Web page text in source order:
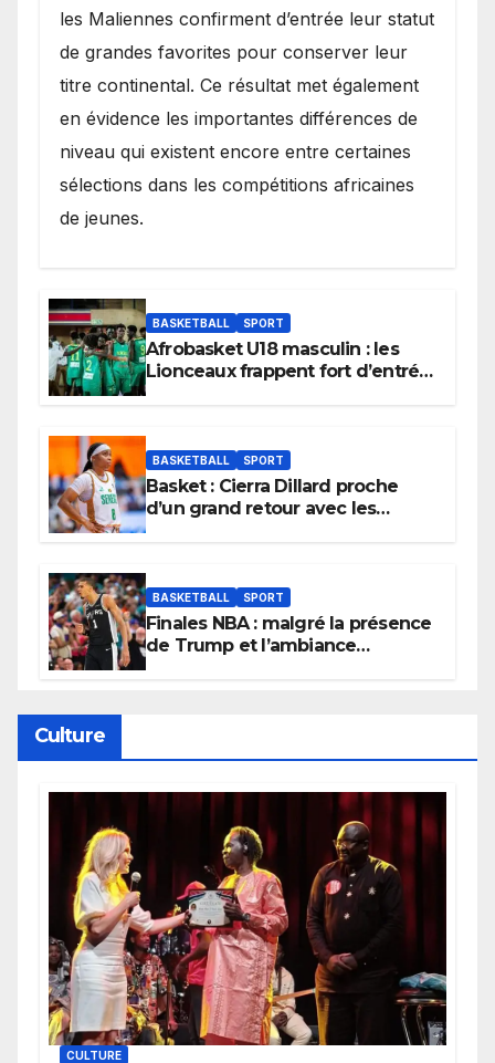
les Maliennes confirment d’entrée leur statut
de grandes favorites pour conserver leur
titre continental. Ce résultat met également
en évidence les importantes différences de
niveau qui existent encore entre certaines
sélections dans les compétitions africaines
de jeunes.
BASKETBALL SPORT
Afrobasket U18 masculin : les
Lionceaux frappent fort d’entrée
BASKETBALL SPORT
Basket : Cierra Dillard proche
d’un grand retour avec les
BASKETBALL SPORT
Finales NBA : malgré la présence
de Trump et l’ambiance
Culture
CULTURE